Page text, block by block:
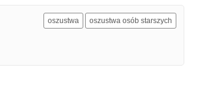
oszustwa oszustwa osób starszych